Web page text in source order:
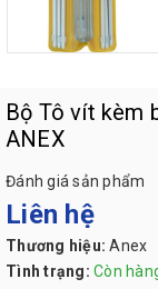
Bộ Tô vít kèm
ANEX
Đánh giá sản phẩm
Liên hệ
Thương hiệu: Anex
Tình trạng: Còn